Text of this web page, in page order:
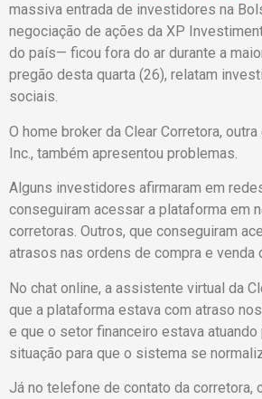
massiva entrada de investidores na
negociação de ações da XP
do país— ficou fora do ar durante a
pregão desta quarta (26), relatam
sociais.
O home broker da Clear Corretora,
Inc., também apresentou problemas.
Alguns investidores afirmaram em
conseguiram acessar a plataforma em
corretoras. Outros, que conseguiram
atrasos nas ordens de compra e venda
No chat online, a assistente virtual da
que a plataforma estava com atraso
e que o setor financeiro estava atuando
situação para que o sistema se
Já no telefone de contato da corretora,